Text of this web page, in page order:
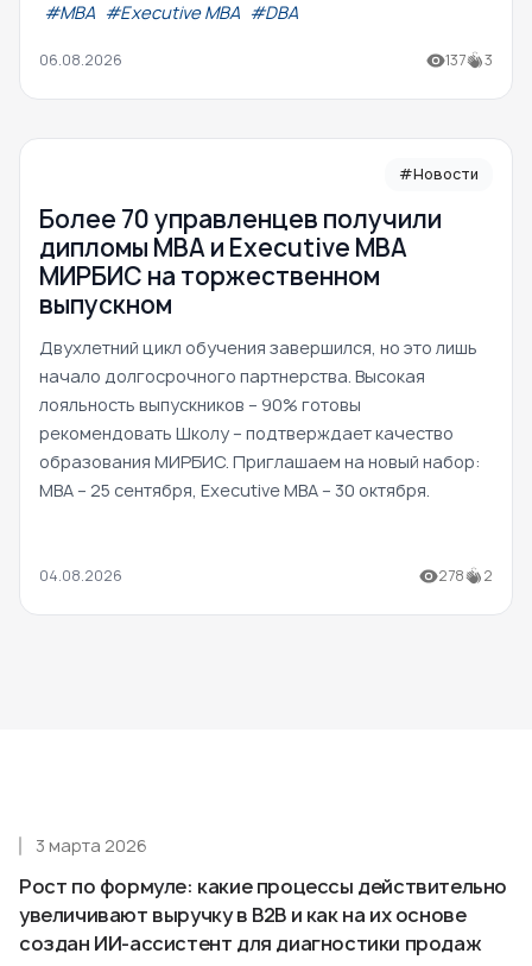
#МВА #Executive MBA #DBA
06.08.2026 137 3
#Новости
Более 70 управленцев получили
дипломы MBA и Executive MBA
МИРБИС на торжественном
выпускном
Двухлетний цикл обучения завершился, но это лишь
начало долгосрочного партнерства. Высокая
лояльность выпускников – 90% готовы
рекомендовать Школу – подтверждает качество
образования МИРБИС. Приглашаем на новый набор:
MBA – 25 сентября, Executive MBA – 30 октября.
04.08.2026 278 2
Рост по формуле: какие процессы действительно
увеличивают выручку в B2B и как на их основе
создан ИИ-ассистент для диагностики продаж
3 марта 2026